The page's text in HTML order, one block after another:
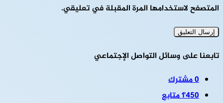
المتصفح لاستخدامها المرة المقبلة في تعليقي.
تابعنا على وسائل التواصل الإجتماعي
0مشترك
1٬450متابع